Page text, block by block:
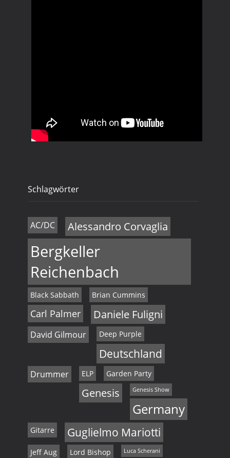
Schlagwörter
AC/DC Alessandro Corvaglia
Bergkeller
Reichenbach
Black Sabbath Brian Cummins
Carl Palmer Daniele Fuligni
David Gilmour Deep Purple
Deutschland
Drummer ELP Garden Party
Genesis Genesis Show
Germany
Gitarre Guglielmo Mariotti
Jeff Aug Lord Bishop Luca Scherani